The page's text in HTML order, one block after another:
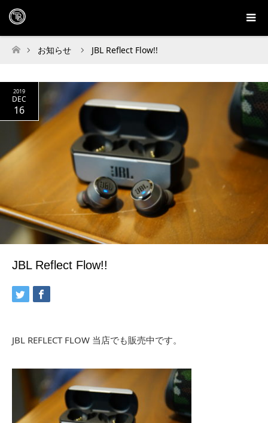
ホーム
お知らせ JBL Reflect Flow!!
2019
DEC
16
JBL Reflect Flow!!
JBL REFLECT FLOW 当店でも販売中です。